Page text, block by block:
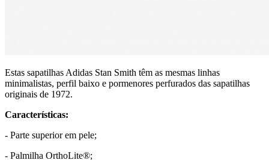
Estas sapatilhas Adidas Stan Smith têm as mesmas linhas
minimalistas, perfil baixo e pormenores perfurados das sapatilhas
originais de 1972.
Características:
- Parte superior em pele;
- Palmilha OrthoLite®;